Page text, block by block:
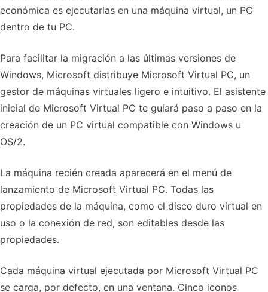
económica es ejecutarlas en una máquina virtual, un PC
dentro de tu PC.
Para facilitar la migración a las últimas versiones de
Windows, Microsoft distribuye Microsoft Virtual PC, un
gestor de máquinas virtuales ligero e intuitivo. El asistente
inicial de Microsoft Virtual PC te guiará paso a paso en la
creación de un PC virtual compatible con Windows u
OS/2.
La máquina recién creada aparecerá en el menú de
lanzamiento de Microsoft Virtual PC. Todas las
propiedades de la máquina, como el disco duro virtual en
uso o la conexión de red, son editables desde las
propiedades.
Cada máquina virtual ejecutada por Microsoft Virtual PC
se carga, por defecto, en una ventana. Cinco iconos